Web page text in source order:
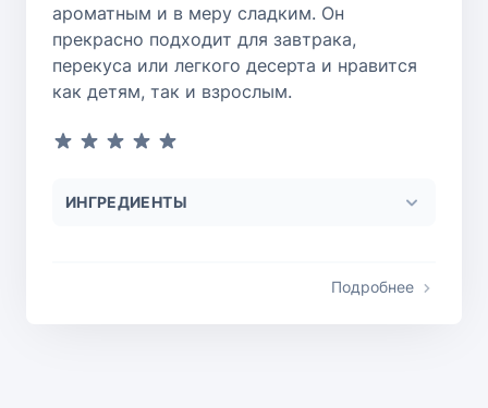
ароматным и в меру сладким. Он
прекрасно подходит для завтрака,
перекуса или легкого десерта и нравится
как детям, так и взрослым.
ИНГРЕДИЕНТЫ
Подробнее